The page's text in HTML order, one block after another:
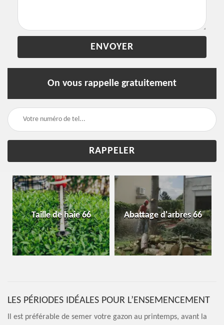
On vous rappelle gratuitement
Taille de haie 66 Abattage d'arbres 66
LES PÉRIODES IDÉALES POUR L’ENSEMENCEMENT
Il est préférable de semer votre gazon au printemps, avant la